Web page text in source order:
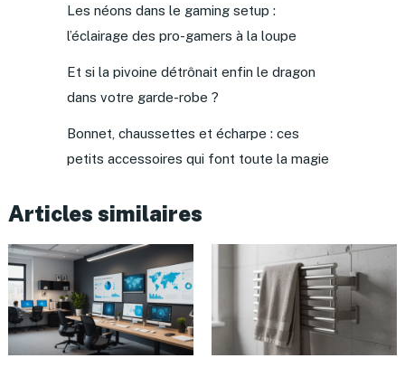
Les néons dans le gaming setup :
l’éclairage des pro-gamers à la loupe
Et si la pivoine détrônait enfin le dragon
dans votre garde-robe ?
Bonnet, chaussettes et écharpe : ces
petits accessoires qui font toute la magie
Articles similaires